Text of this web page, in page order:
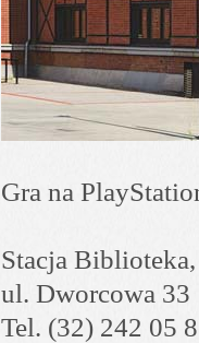
Gra na
Stacja
ul. Dworcowa 33
Tel. (32) 242 05